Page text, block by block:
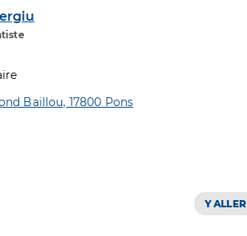
de santé
Baillou, 17800 Pons
Y ALLER